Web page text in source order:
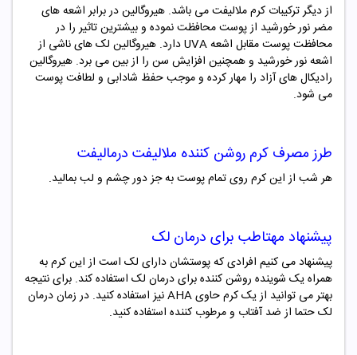
از دیگر ترکیبات کرم ملالیفت می باشد. هیروگالین در برابر اشعه های
مضر نور خورشید از پوست محافظت نموده و بیشترین تاثیر را در
محافظت پوست مقابل اشعه UVA دارد. هیروگالین لک های ناشی از
اشعه نور خورشید و همچنین افزایش سن را از بین می برد. هیروگالین
رادیکال های آزاد را مهار کرده و موجب حفظ شادابی و لطافت پوست
می شود.
طرز مصرف کرم روشن کننده ملالیفت درمالیفت
هر شب از این کرم روی تمام پوست به جز دور چشم و لب بمالید.
پیشنهاد مهتاطب برای درمان لک
پیشنهاد می کنیم افرادی که پوستشان دارای لک است از این کرم به
همراه یک شوینده روشن کننده برای درمان لک استفاده کند. برای نتیجه
بهتر می توانید از یک کرم حاوی AHA نیز استفاده کنید. در زمان درمان
لک حتما از ضد آفتاب و مرطوب کننده استفاده کنید.